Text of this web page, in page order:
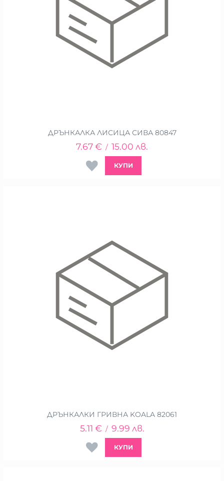
ДРЪНКАЛКА ЛИСИЦА СИВА 80847
7.67€ / 15.00 лв.
КУПИ
ДРЪНКАЛКИ ГРИВНА KOALA 82061
5.11 € / 9.99 лв.
КУПИ